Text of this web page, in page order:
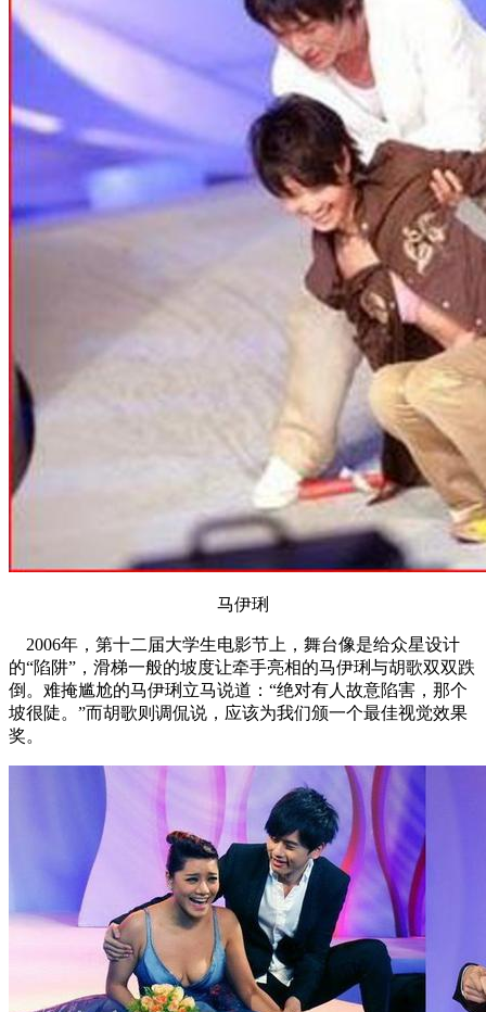
马伊琍
2006年，第十二届大学生电影节上，舞台像是给众星设计
的“陷阱”，滑梯一般的坡度让牵手亮相的马伊琍与胡歌双双跌
倒。难掩尴尬的马伊琍立马说道：“绝对有人故意陷害，那个
坡很陡。”而胡歌则调侃说，应该为我们颁一个最佳视觉效果
奖。